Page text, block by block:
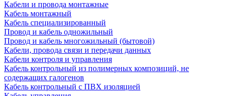
Кабели и провода монтажные
Кабель монтажный
Кабель специализированный
Провод и кабель одножильный
Провод и кабель многожильный (бытовой)
Кабели, провода связи и передачи данных
Кабели контроля и управления
Кабель контрольный из полимерных композиций, не
содержащих галогенов
Кабель контрольный с ПВХ изоляцией